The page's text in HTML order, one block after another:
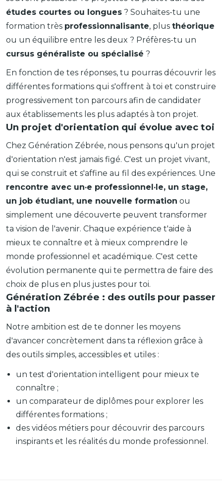
études courtes ou longues ? Souhaites-tu une
formation très professionnalisante, plus théorique
ou un équilibre entre les deux ? Préfères-tu un
cursus généraliste ou spécialisé ?
En fonction de tes réponses, tu pourras découvrir les
différentes formations qui s'offrent à toi et construire
progressivement ton parcours afin de candidater
aux établissements les plus adaptés à ton projet.
Un projet d'orientation qui évolue avec toi
Chez Génération Zébrée, nous pensons qu'un projet
d'orientation n'est jamais figé. C'est un projet vivant,
qui se construit et s'affine au fil des expériences. Une
rencontre avec un·e professionnel·le, un stage,
un job étudiant, une nouvelle formation ou
simplement une découverte peuvent transformer
ta vision de l'avenir. Chaque expérience t'aide à
mieux te connaître et à mieux comprendre le
monde professionnel et académique. C'est cette
évolution permanente qui te permettra de faire des
choix de plus en plus justes pour toi.
Génération Zébrée : des outils pour passer
à l'action
Notre ambition est de te donner les moyens
d'avancer concrètement dans ta réflexion grâce à
des outils simples, accessibles et utiles :
un test d'orientation intelligent pour mieux te
connaître ;
un comparateur de diplômes pour explorer les
différentes formations ;
des vidéos métiers pour découvrir des parcours
inspirants et les réalités du monde professionnel.